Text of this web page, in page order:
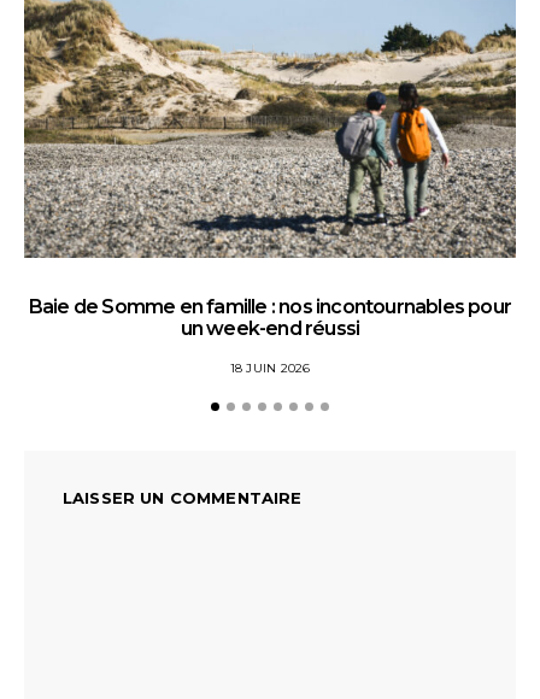
Baie de Somme en famille : nos incontournables pour
un week-end réussi
18 JUIN 2026
LAISSER UN COMMENTAIRE